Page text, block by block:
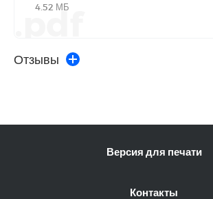
4.52 МБ
.pdf
Отзывы
Версия для печати
Контакты